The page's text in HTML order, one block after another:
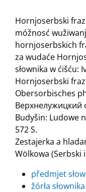
Hornjoserbski
móžnosć
hornjoserbskich
za wudaće
słownika w ćišću:
Hornjoserbski
Obersorbisches
Верхнелужицкий
Budyšin: Ludowe
572 S.
Zestajerka a
Wölkowa (Serbski
předmjet
žórła słownika